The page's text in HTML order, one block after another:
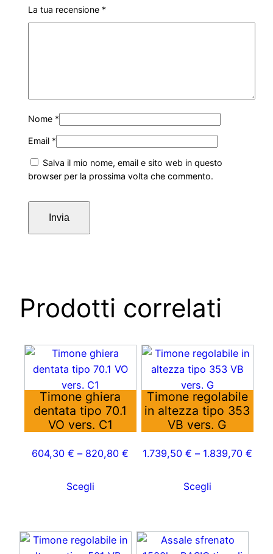
La tua recensione *
Nome *
Email *
Salva il mio nome, email e sito web in questo
browser per la prossima volta che commento.
Prodotti correlati
Timone ghiera
dentata tipo 70.1
VO vers. C1
604,30€ – 820,80€
Scegli
Questo
prodotto
varianti.
Le
opzioni
possono
del
Timone regolabile
in altezza tipo 353
VB vers. G
1.739,50 € – 1.839,70 €
Scegli
Questo
prodotto
più
varianti.
Le
opzioni
possono
del
Questo
Questo